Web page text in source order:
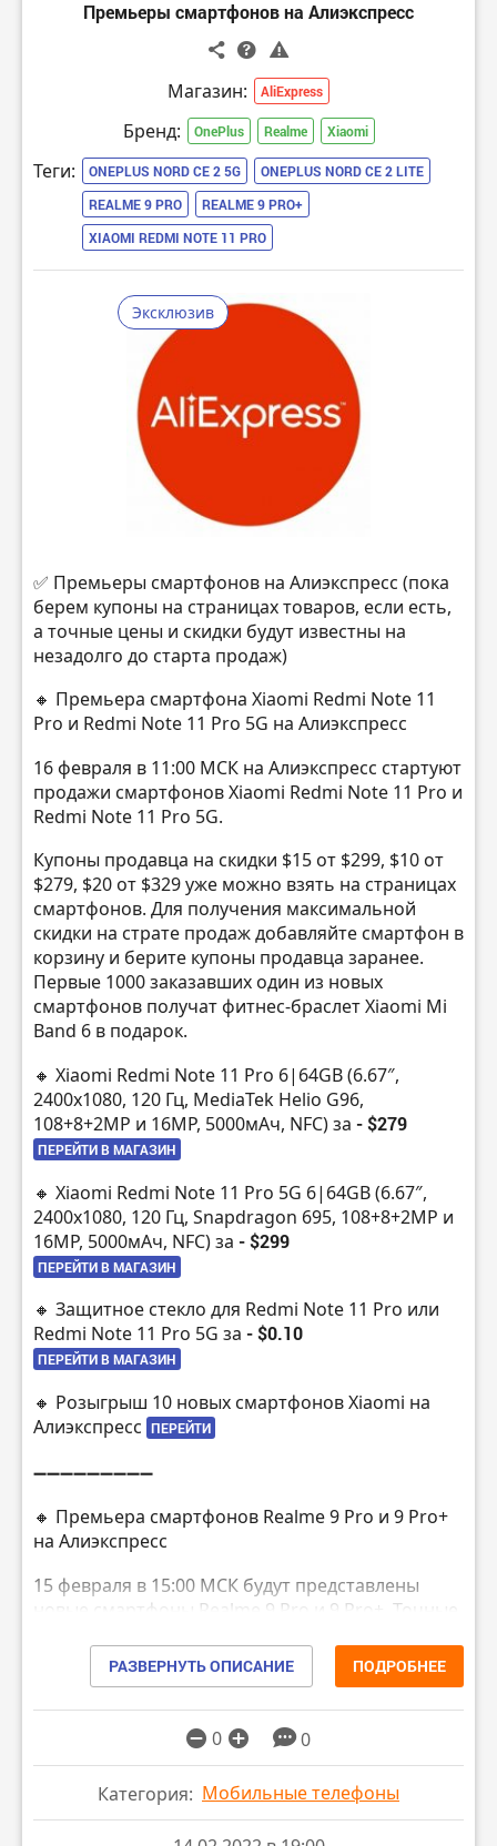
🔸 Защитное стекло для Redmi Note 11 Pro или
Redmi Note 11 Pro 5G за- $0.10
🔸 Розыгрыш 10 новых смартфонов Xiaomi на
Алиэкспресс ПЕРЕЙТИ
Премьеры смартфонов на Алиэкспресс
Магазин: AliExpress
Бренд: OnePlus Realme Xiaomi
Теги: ONEPLUS NORD CE 2 5G
ONEPLUS NORD CE 2 LITE
REALME 9 PRO
REALME 9 PRO+
XIAOMI REDMI NOTE 11 PRO
Эксклюзив
✅ Премьеры смартфонов на Алиэкспресс (пока
берем купоны на страницах товаров, если есть,
а точные цены и скидки будут известны на
незадолго до старта продаж)
🔸 Премьера смартфона Xiaomi Redmi Note 11
Pro и Redmi Note 11 Pro 5G на Алиэкспресс
16 февраля в 11:00 МСК на Алиэкспресс стартуют
продажи смартфонов Xiaomi Redmi Note 11 Pro и
Redmi Note 11 Pro 5G.
Купоны продавца на скидки $15 от $299, $10 от
$279, $20 от $329 уже можно взять на страницах
смартфонов. Для получения максимальной
скидки на страте продаж добавляйте смартфон в
корзину и берите купоны продавца заранее.
Первые 1000 заказавших один из новых
смартфонов получат фитнес-браслет Xiaomi Mi
Band 6 в подарок.
🔸 Xiaomi Redmi Note 11 Pro 6|64GB (6.67″,
2400х1080, 120 Гц, MediaTek Helio G96,
108+8+2MP и 16MP, 5000мАч, NFC) за - $279
ПЕРЕЙТИ В МАГАЗИН
🔸 Xiaomi Redmi Note 11 Pro 5G 6|64GB (6.67″,
2400х1080, 120 Гц, Snapdragon 695, 108+8+2MP и
16MP, 5000мАч, NFC) за - $299
ПЕРЕЙТИ В МАГАЗИН
🔸 Защитное стекло для Redmi Note 11 Pro или
Redmi Note 11 Pro 5G за - $0.10
ПЕРЕЙТИ В МАГАЗИН
🔸 Розыгрыш 10 новых смартфонов Xiaomi на
Алиэкспресс ПЕРЕЙТИ
➖➖➖➖➖➖➖➖➖
🔸 Премьера смартфонов Realme 9 Pro и 9 Pro+
на Алиэкспресс
15 февраля в 15:00 МСК будут представлены
новые смартфоны Realme 9 Pro и 9 Pro+. Точные
новинки составят конкуренцию последним
смартфонам серии Xiaomi Redmi Note 11. Старт
продаж обоих моделей Realme назначен на 21
120Гц, Snapdragon 695, 64+8+2MP, 5000мАч, NFC)
ПЕРЕЙТИ или ПЕРЕЙТИ
РАЗВЕРНУТЬ ОПИСАНИЕ ПОДРОБНЕЕ
0 0
Категория: Мобильные телефоны